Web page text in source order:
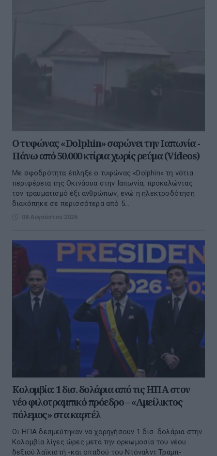
Ο τυφώνας «Dolphin» σαρώνει την Ιαπωνία -
Πάνω από 50.000 κτίρια χωρίς ρεύμα (Videos)
Με σφοδρότητα έπληξε ο τυφώνας «Dolphin» τη νότια
περιφέρεια της Οκινάουα στην Ιαπωνία, προκαλώντας
τον τραυματισμό έξι ανθρώπων, ενώ η ηλεκτροδότηση
διακόπηκε σε περισσότερα από 5...
08 Αυγούστου 2026
Κολομβία: 1 δισ. δολάρια από τις ΗΠΑ στον
νέο φιλοτραμπικό πρόεδρο – «Αμείλικτος
πόλεμος» στα καρτέλ
Οι ΗΠΑ δεσμεύτηκαν να χορηγήσουν 1 δισ. δολάρια στην
Κολομβία λίγες ώρες μετά την ορκωμοσία του νέου
δεξιού λαϊκιστή -και οπαδού του Ντόναλντ Τραμπ-